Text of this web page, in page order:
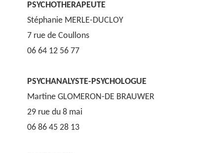
PSYCHOTHERAPEUTE
Stéphanie MERLE-DUCLOY
7 rue de Coullons
06 64 12 56 77
PSYCHANALYSTE-PSYCHOLOGUE
Martine GLOMERON-DE BRAUWER
29 rue du 8 mai
06 86 45 28 13